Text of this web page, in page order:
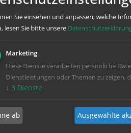
Sie einsehen und anpassen, welche
lesen Sie bitte unsere
Marketing
Diese Dienste verarbeiten persönliche
Dienstleistungen oder Themen zu zeigen,
↓ 3 Dienste
ab Ausgewählte